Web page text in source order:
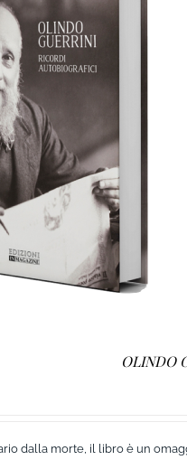
CARRELLO
OLINDO
dalla morte, il libro è un